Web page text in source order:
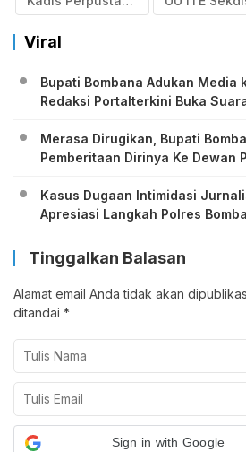
Viral
Bupati Bombana Adukan Media
Redaksi Portalterkini Buka
Merasa Dirugikan, Bupati
Pemberitaan Dirinya Ke Dewan
Kasus Dugaan Intimidasi
Apresiasi Langkah Polres
Tinggalkan Balasan
Alamat email Anda tidak akan
ditandai *
Sign in with Google